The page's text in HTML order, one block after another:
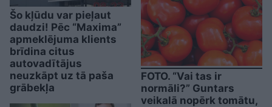
Šo kļūdu var pieļaut
daudzi! Pēc “Maxima”
apmeklējuma klients
brīdina citus
autovadītājus
neuzkāpt uz tā paša
grābekļa
FOTO. “Vai tas ir
normāli?” Guntars
veikalā nopērk tomātu,